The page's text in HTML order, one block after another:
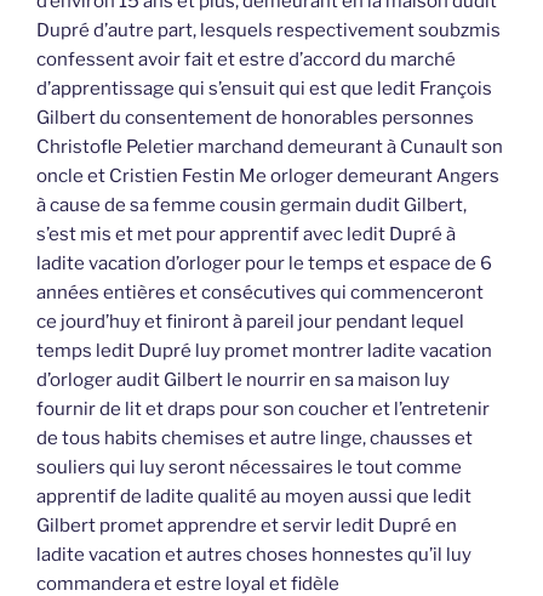
Dupré d’autre part, lesquels respectivement soubzmis
confessent avoir fait et estre d’accord du marché
d’apprentissage qui s’ensuit qui est que ledit François
Gilbert du consentement de honorables personnes
Christofle Peletier marchand demeurant à Cunault son
oncle et Cristien Festin Me orloger demeurant Angers
à cause de sa femme cousin germain dudit Gilbert,
s’est mis et met pour apprentif avec ledit Dupré à
ladite vacation d’orloger pour le temps et espace de 6
années entières et consécutives qui commenceront
ce jourd’huy et finiront à pareil jour pendant lequel
temps ledit Dupré luy promet montrer ladite vacation
d’orloger audit Gilbert le nourrir en sa maison luy
fournir de lit et draps pour son coucher et l’entretenir
de tous habits chemises et autre linge, chausses et
souliers qui luy seront nécessaires le tout comme
apprentif de ladite qualité au moyen aussi que ledit
Gilbert promet apprendre et servir ledit Dupré en
ladite vacation et autres choses honnestes qu’il luy
commandera et estre loyal et fidèle